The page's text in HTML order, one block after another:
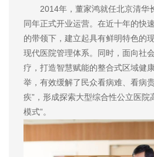
2014年，董家鸿就任北京清华
同年正式开业运营。在近十年的快
的带领下，建立起具有鲜明特色的
现代医院管理体系。同时，面向社
疗，打造智慧赋能的整合式区域健
举，有效缓解了民众看病难、看病
疾”，形成探索大型综合性公立医院
模式”。